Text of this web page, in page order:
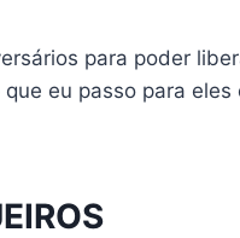
para poder
eu passo para eles